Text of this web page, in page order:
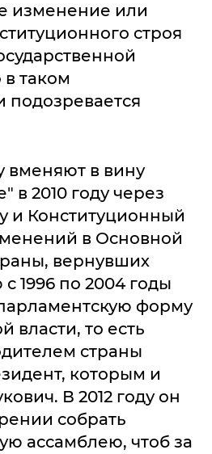
изменение или
строя
таком
подозревается
вменяют в вину
в 2010 году через
и Конституционный
в Основной
вернувших
1996 по 2004 годы
форму
власти, то есть
страны
которым и
В 2012 году он
собрать
ассамблею, чтоб за